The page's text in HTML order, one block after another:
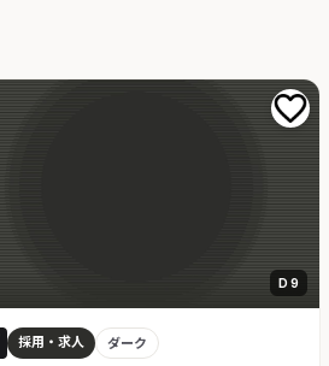
D 9
採用・求人 ダーク